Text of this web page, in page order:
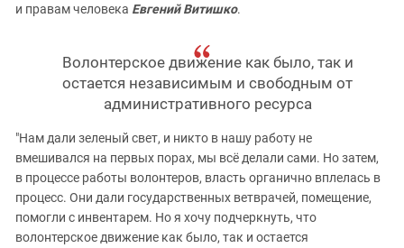
и правам человека Евгений Витишко.
Волонтерское движение как было, так и
остается независимым и свободным от
административного ресурса
"Нам дали зеленый свет, и никто в нашу работу не
вмешивался на первых порах, мы всё делали сами. Но затем,
в процессе работы волонтеров, власть органично вплелась в
процесс. Они дали государственных ветврачей, помещение,
помогли с инвентарем. Но я хочу подчеркнуть, что
волонтерское движение как было, так и остается